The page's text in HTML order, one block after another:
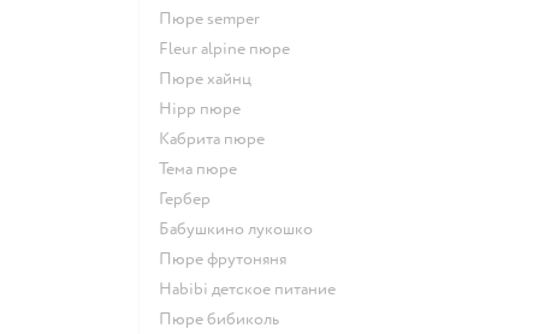
пюре semper
fleur alpine пюре
пюре хайнц
hipp пюре
кабрита пюре
тема пюре
гербер
бабушкино лукошко
пюре фрутоняня
habibi детское питание
пюре бибиколь